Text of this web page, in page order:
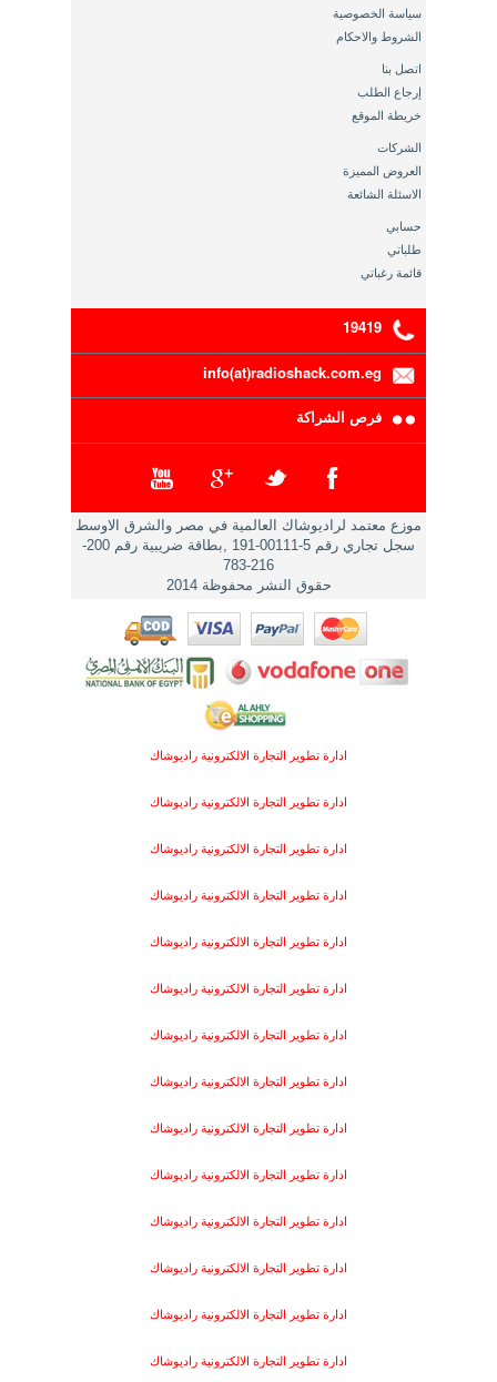
سياسة الخصوصية
الشروط والاحكام
اتصل بنا
إرجاع الطلب
خريطة الموقع
الشركات
العروض المميزة
الاسئلة الشائعة
حسابي
طلباتي
قائمة رغباتي
19419
info(at)radioshack.com.eg
فرص الشراكة
موزع معتمد لراديوشاك العالمية في مصر والشرق الاوسط
سجل تجاري رقم 5-00111-191 ,بطاقة ضريبية رقم 200-
216-783
حقوق النشر محفوظة 2014
ادارة تطوير التجارة الالكترونية راديوشاك
ادارة تطوير التجارة الالكترونية راديوشاك
ادارة تطوير التجارة الالكترونية راديوشاك
ادارة تطوير التجارة الالكترونية راديوشاك
ادارة تطوير التجارة الالكترونية راديوشاك
ادارة تطوير التجارة الالكترونية راديوشاك
ادارة تطوير التجارة الالكترونية راديوشاك
ادارة تطوير التجارة الالكترونية راديوشاك
ادارة تطوير التجارة الالكترونية راديوشاك
ادارة تطوير التجارة الالكترونية راديوشاك
ادارة تطوير التجارة الالكترونية راديوشاك
ادارة تطوير التجارة الالكترونية راديوشاك
ادارة تطوير التجارة الالكترونية راديوشاك
ادارة تطوير التجارة الالكترونية راديوشاك